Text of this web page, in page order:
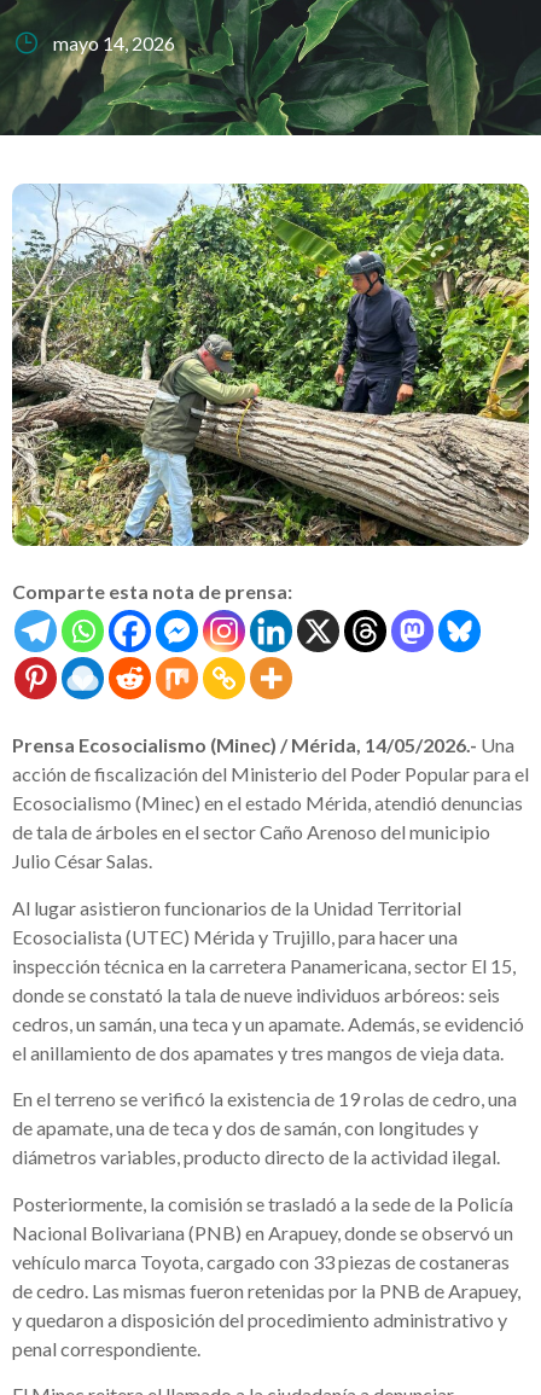
mayo 14, 2026
Comparte esta nota de prensa:
Prensa Ecosocialismo (Minec) / Mérida, 14/05/2026.- Una
acción de fiscalización del Ministerio del Poder Popular para el
Ecosocialismo (Minec) en el estado Mérida, atendió denuncias
de tala de árboles en el sector Caño Arenoso del municipio
Julio César Salas.
Al lugar asistieron funcionarios de la Unidad Territorial
Ecosocialista (UTEC) Mérida y Trujillo, para hacer una
inspección técnica en la carretera Panamericana, sector El 15,
donde se constató la tala de nueve individuos arbóreos: seis
cedros, un samán, una teca y un apamate. Además, se evidenció
el anillamiento de dos apamates y tres mangos de vieja data.
En el terreno se verificó la existencia de 19 rolas de cedro, una
de apamate, una de teca y dos de samán, con longitudes y
diámetros variables, producto directo de la actividad ilegal.
Posteriormente, la comisión se trasladó a la sede de la Policía
Nacional Bolivariana (PNB) en Arapuey, donde se observó un
vehículo marca Toyota, cargado con 33 piezas de costaneras
de cedro. Las mismas fueron retenidas por la PNB de Arapuey,
y quedaron a disposición del procedimiento administrativo y
penal correspondiente.